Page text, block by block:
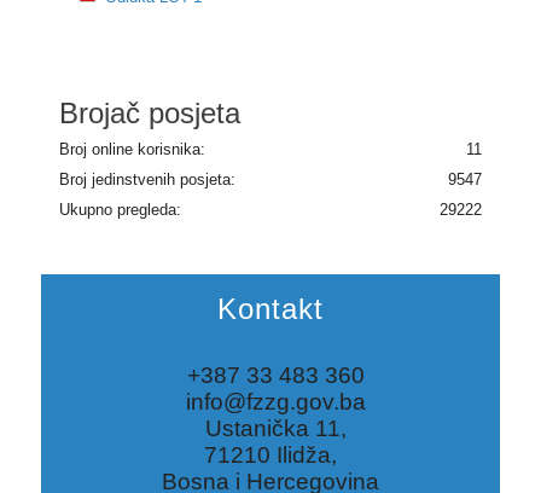
Brojač posjeta
Broj online korisnika:
11
Broj jedinstvenih posjeta:
9547
Ukupno pregleda:
29222
Kontakt
+387 33 483 360
info@fzzg.gov.ba
Ustanička 11,
71210 Ilidža,
Bosna i Hercegovina